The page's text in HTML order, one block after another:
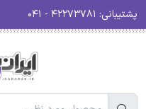
پشتیبانی: